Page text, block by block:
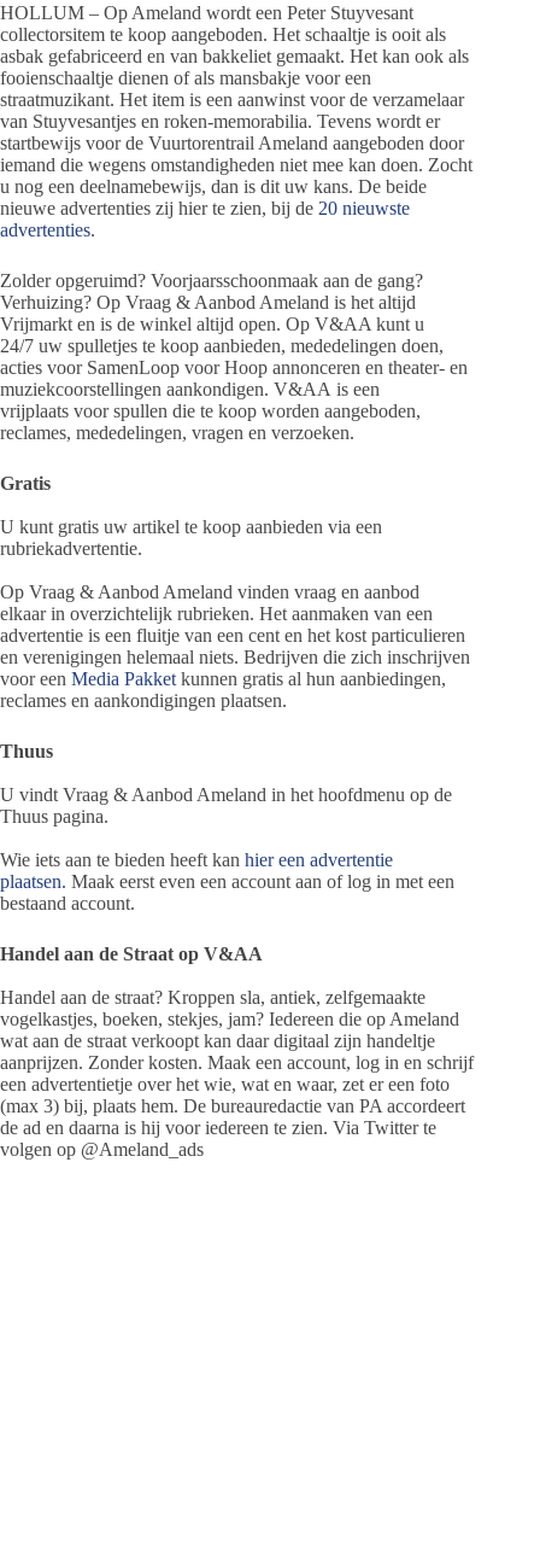
HOLLUM – Op Ameland wordt een Peter Stuyvesant
collectorsitem te koop aangeboden. Het schaaltje is ooit als
asbak gefabriceerd en van bakkeliet gemaakt. Het kan ook als
fooienschaaltje dienen of als mansbakje voor een
straatmuzikant. Het item is een aanwinst voor de verzamelaar
van Stuyvesantjes en roken-memorabilia. Tevens wordt er
startbewijs voor de Vuurtorentrail Ameland aangeboden door
iemand die wegens omstandigheden niet mee kan doen. Zocht
u nog een deelnamebewijs, dan is dit uw kans. De beide
nieuwe advertenties zij hier te zien, bij de 20 nieuwste
advertenties.
Zolder opgeruimd? Voorjaarsschoonmaak aan de gang?
Verhuizing? Op Vraag & Aanbod Ameland is het altijd
Vrijmarkt en is de winkel altijd open. Op V&AA kunt u
24/7 uw spulletjes te koop aanbieden, mededelingen doen,
acties voor SamenLoop voor Hoop annonceren en theater- en
muziekcoorstellingen aankondigen. V&AA is een
vrijplaats voor spullen die te koop worden aangeboden,
reclames, mededelingen, vragen en verzoeken.
Gratis
U kunt gratis uw artikel te koop aanbieden via een
rubriekadvertentie.
Op Vraag & Aanbod Ameland vinden vraag en aanbod
elkaar in overzichtelijk rubrieken. Het aanmaken van een
advertentie is een fluitje van een cent en het kost particulieren
en verenigingen helemaal niets. Bedrijven die zich inschrijven
voor een Media Pakket kunnen gratis al hun aanbiedingen,
reclames en aankondigingen plaatsen.
Thuus
U vindt Vraag & Aanbod Ameland in het hoofdmenu op de
Thuus pagina.
Wie iets aan te bieden heeft kan hier een advertentie
plaatsen. Maak eerst even een account aan of log in met een
bestaand account.
Handel aan de Straat op V&AA
Handel aan de straat? Kroppen sla, antiek, zelfgemaakte
vogelkastjes, boeken, stekjes, jam? Iedereen die op Ameland
wat aan de straat verkoopt kan daar digitaal zijn handeltje
aanprijzen. Zonder kosten. Maak een account, log in en schrijf
een advertentietje over het wie, wat en waar, zet er een foto
(max 3) bij, plaats hem. De bureauredactie van PA accordeert
de ad en daarna is hij voor iedereen te zien. Via Twitter te
volgen op @Ameland_ads